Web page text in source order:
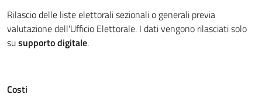
Rilascio delle liste elettorali sezionali o generali previa
valutazione dell'Ufficio Elettorale. I dati vengono rilasciati solo
susupporto digitale.
Costi